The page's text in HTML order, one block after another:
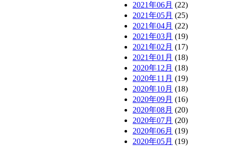
2021年06月 (22)
2021年05月 (25)
2021年04月 (22)
2021年03月 (19)
2021年02月 (17)
2021年01月 (18)
2020年12月 (18)
2020年11月 (19)
2020年10月 (18)
2020年09月 (16)
2020年08月 (20)
2020年07月 (20)
2020年06月 (19)
2020年05月 (19)